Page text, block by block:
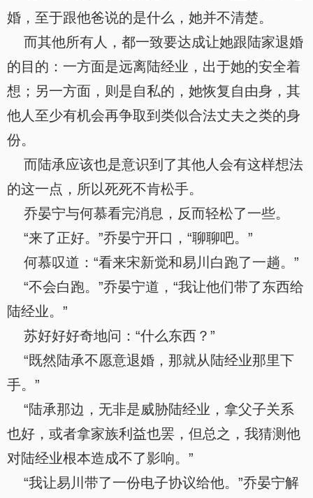
婚，至于跟他爸说的是什么，她并不清楚。
而其他所有人，都一致要达成让她跟陆家退婚
的目的：一方面是远离陆经业，出于她的安全着
想；另一方面，则是自私的，她恢复自由身，其
他人至少有机会再争取到类似合法丈夫之类的身
份。
而陆承应该也是意识到了其他人会有这样想法
的这一点，所以死死不肯松手。
乔晏宁与何慕看完消息，反而轻松了一些。
“来了正好。”乔晏宁开口，“聊聊吧。”
何慕叹道：“看来宋新觉和易川白跑了一趟。”
“不会白跑。”乔晏宁道，“我让他们带了东西给
陆经业。”
苏好好好奇地问：“什么东西？”
“既然陆承不愿意退婚，那就从陆经业那里下
手。”
“陆承那边，无非是威胁陆经业，拿父子关系
也好，或者拿家族利益也罢，但总之，我猜测他
对陆经业根本造成不了影响。”
“我让易川带了一份电子协议给他。”乔晏宁解